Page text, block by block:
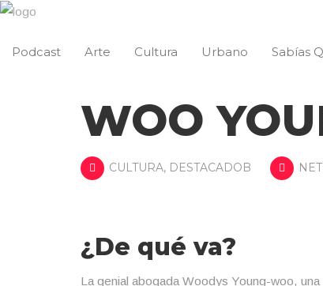
Podcast Arte Cultura Urbano Sabías
WOO
CULTURA, DESTACADOB
¿De qué va?
La genial abogada Woodys Young-woo,